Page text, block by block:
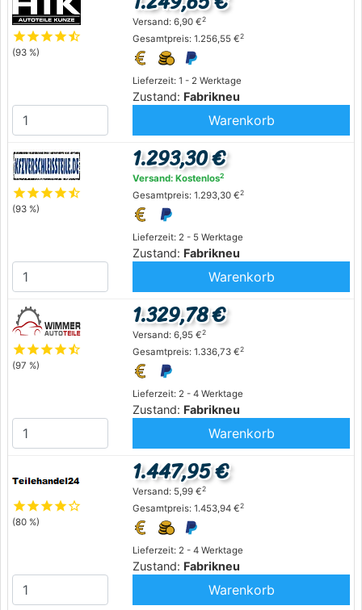
starstarstarstarstar_half
(93 %)
Lieferzeit: 1 - 2 Werktage
Zustand: Fabrikneu
Versand: 6,90 €2
Gesamtpreis: 1.256,55 €2
Warenkorb
starstarstarstarstar_half
(93 %)
Lieferzeit: 2 - 5 Werktage
Zustand: Fabrikneu
1.293,30 €
Versand: Kostenlos2
Gesamtpreis: 1.293,30 €2
Warenkorb
starstarstarstarstar_half
(97 %)
Lieferzeit: 2 - 4 Werktage
Zustand: Fabrikneu
1.329,78 €
Versand: 6,95 €2
Gesamtpreis: 1.336,73 €2
Warenkorb
starstarstarstarstar_outline
(80 %)
Lieferzeit: 2 - 4 Werktage
Zustand: Fabrikneu
1.447,95 €
Versand: 5,99 €2
Gesamtpreis: 1.453,94 €2
Warenkorb